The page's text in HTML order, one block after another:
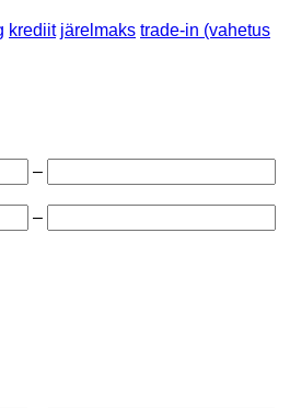
krediit järelmaks trade-in (vahetus
–
–